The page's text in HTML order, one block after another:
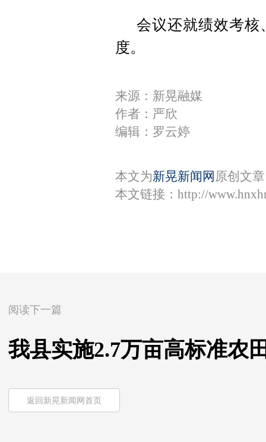
会议还就绩效考核
度。
来源：新晃融媒
作者：严欣
编辑：罗云婷
本文为新晃新闻网 原创文
本文链接： http://
阅读下一篇
我县实施2.7万亩高标准农
返回新晃新闻网首页